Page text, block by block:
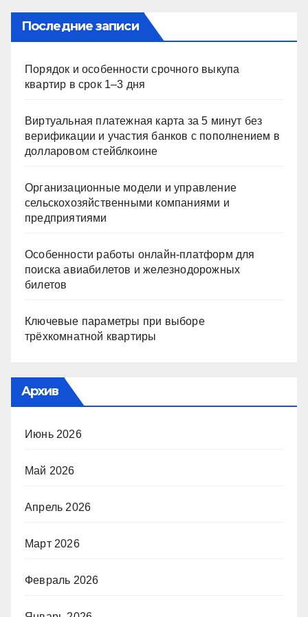
Последние записи
Порядок и особенности срочного выкупа
квартир в срок 1–3 дня
Виртуальная платежная карта за 5 минут без
верификации и участия банков с пополнением в
долларовом стейблкоине
Организационные модели и управление
сельскохозяйственными компаниями и
предприятиями
Особенности работы онлайн-платформ для
поиска авиабилетов и железнодорожных
билетов
Ключевые параметры при выборе
трёхкомнатной квартиры
Архив
Июнь 2026
Май 2026
Апрель 2026
Март 2026
Февраль 2026